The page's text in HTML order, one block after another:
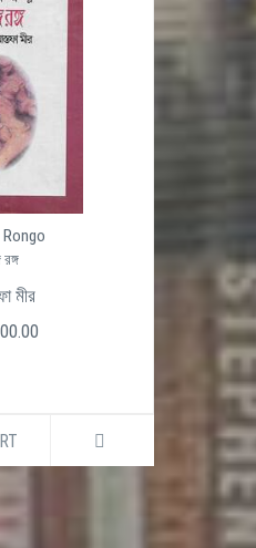
মীর
DETAILS